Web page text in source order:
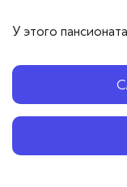
У этого